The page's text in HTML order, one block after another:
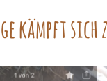
kämpft sich